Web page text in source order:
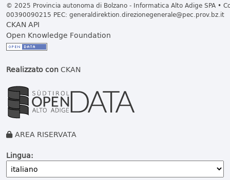
© 2025 Provincia autonoma di Bolzano - Informatica Alto Adige SPA •
00390090215 PEC: generaldirektion.direzionegenerale@pec.prov.bz.it
CKAN API
Open Knowledge Foundation
Realizzato conCKAN
AREA RISERVATA
Lingua